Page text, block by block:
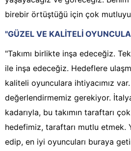
birebir örtüştüğü için çok
"GÜZEL VE KALİTELİ
"Takımı birlikte inşa edeceğiz.
ile inşa edeceğiz. Hedeflere
kaliteli oyunculara ihtiyacımız
değerlendirmemiz gerekiyor.
kadarıyla, bu takımın taraftarı
hedefimiz, taraftarı mutlu etmek.
edip, en iyi oyuncuları buraya